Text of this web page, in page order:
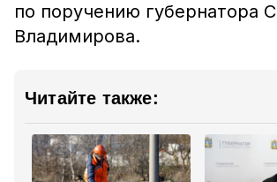
по поручению губернатора
Владимирова.
Читайте также: